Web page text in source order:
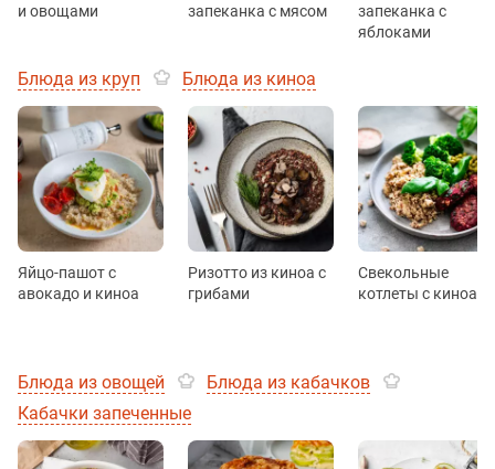
и овощами
запеканка с мясом
запеканка с
яблоками
Блюда из круп Блюда из киноа
Яйцо-пашот с
авокадо и киноа
Ризотто из киноа с
грибами
Свекольные
котлеты с киноа
Блюда из овощей
Блюда из кабачков
Кабачки запеченные